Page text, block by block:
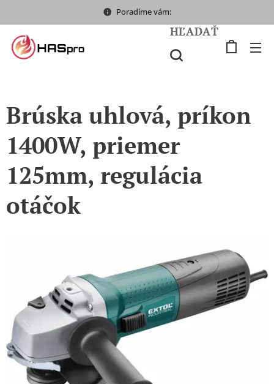
Poradíme vám:
HĽADAŤ
Brúska uhlová, príkon
1400W, priemer
125mm, regulácia
otáčok